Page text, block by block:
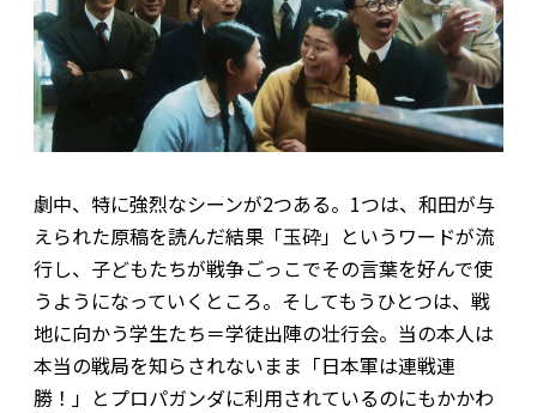
劇中、特に強烈なシーンが2つある。1つは、和田が与
えられた原稿を読んだ結果「玉砕」というワードが流
行し、子どもたちが戦争ごっこでその言葉を好んで使
うようになっていくところ。そしてもうひとつは、戦
地に向かう学生たち＝学徒出陣の壮行会。当の本人は
本当の戦局を知らされないまま「日本軍は連戦連
勝！」とプロパガンダに利用されているのにもかかわ